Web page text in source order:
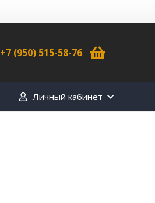
+7 (950) 515-58-76
Личный кабинет